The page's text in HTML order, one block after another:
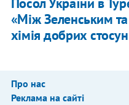
«Між Зеленським
хімія добрих
Про нас
Реклама на сайті